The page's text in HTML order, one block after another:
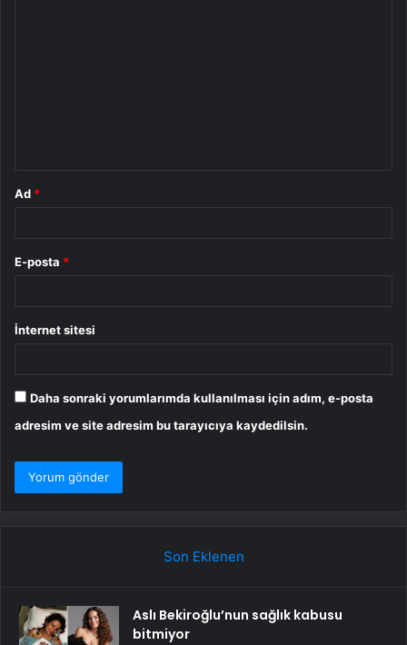
Ad *
E-posta *
İnternet sitesi
Daha sonraki yorumlarımda kullanılması için adım, e-posta
adresim ve site adresim bu tarayıcıya kaydedilsin.
Son Eklenen
Aslı Bekiroğlu’nun sağlık kabusu
bitmiyor